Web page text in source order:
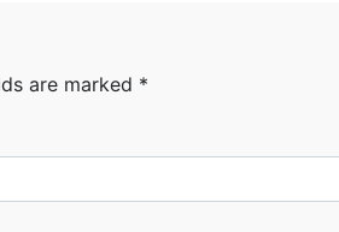
are marked *